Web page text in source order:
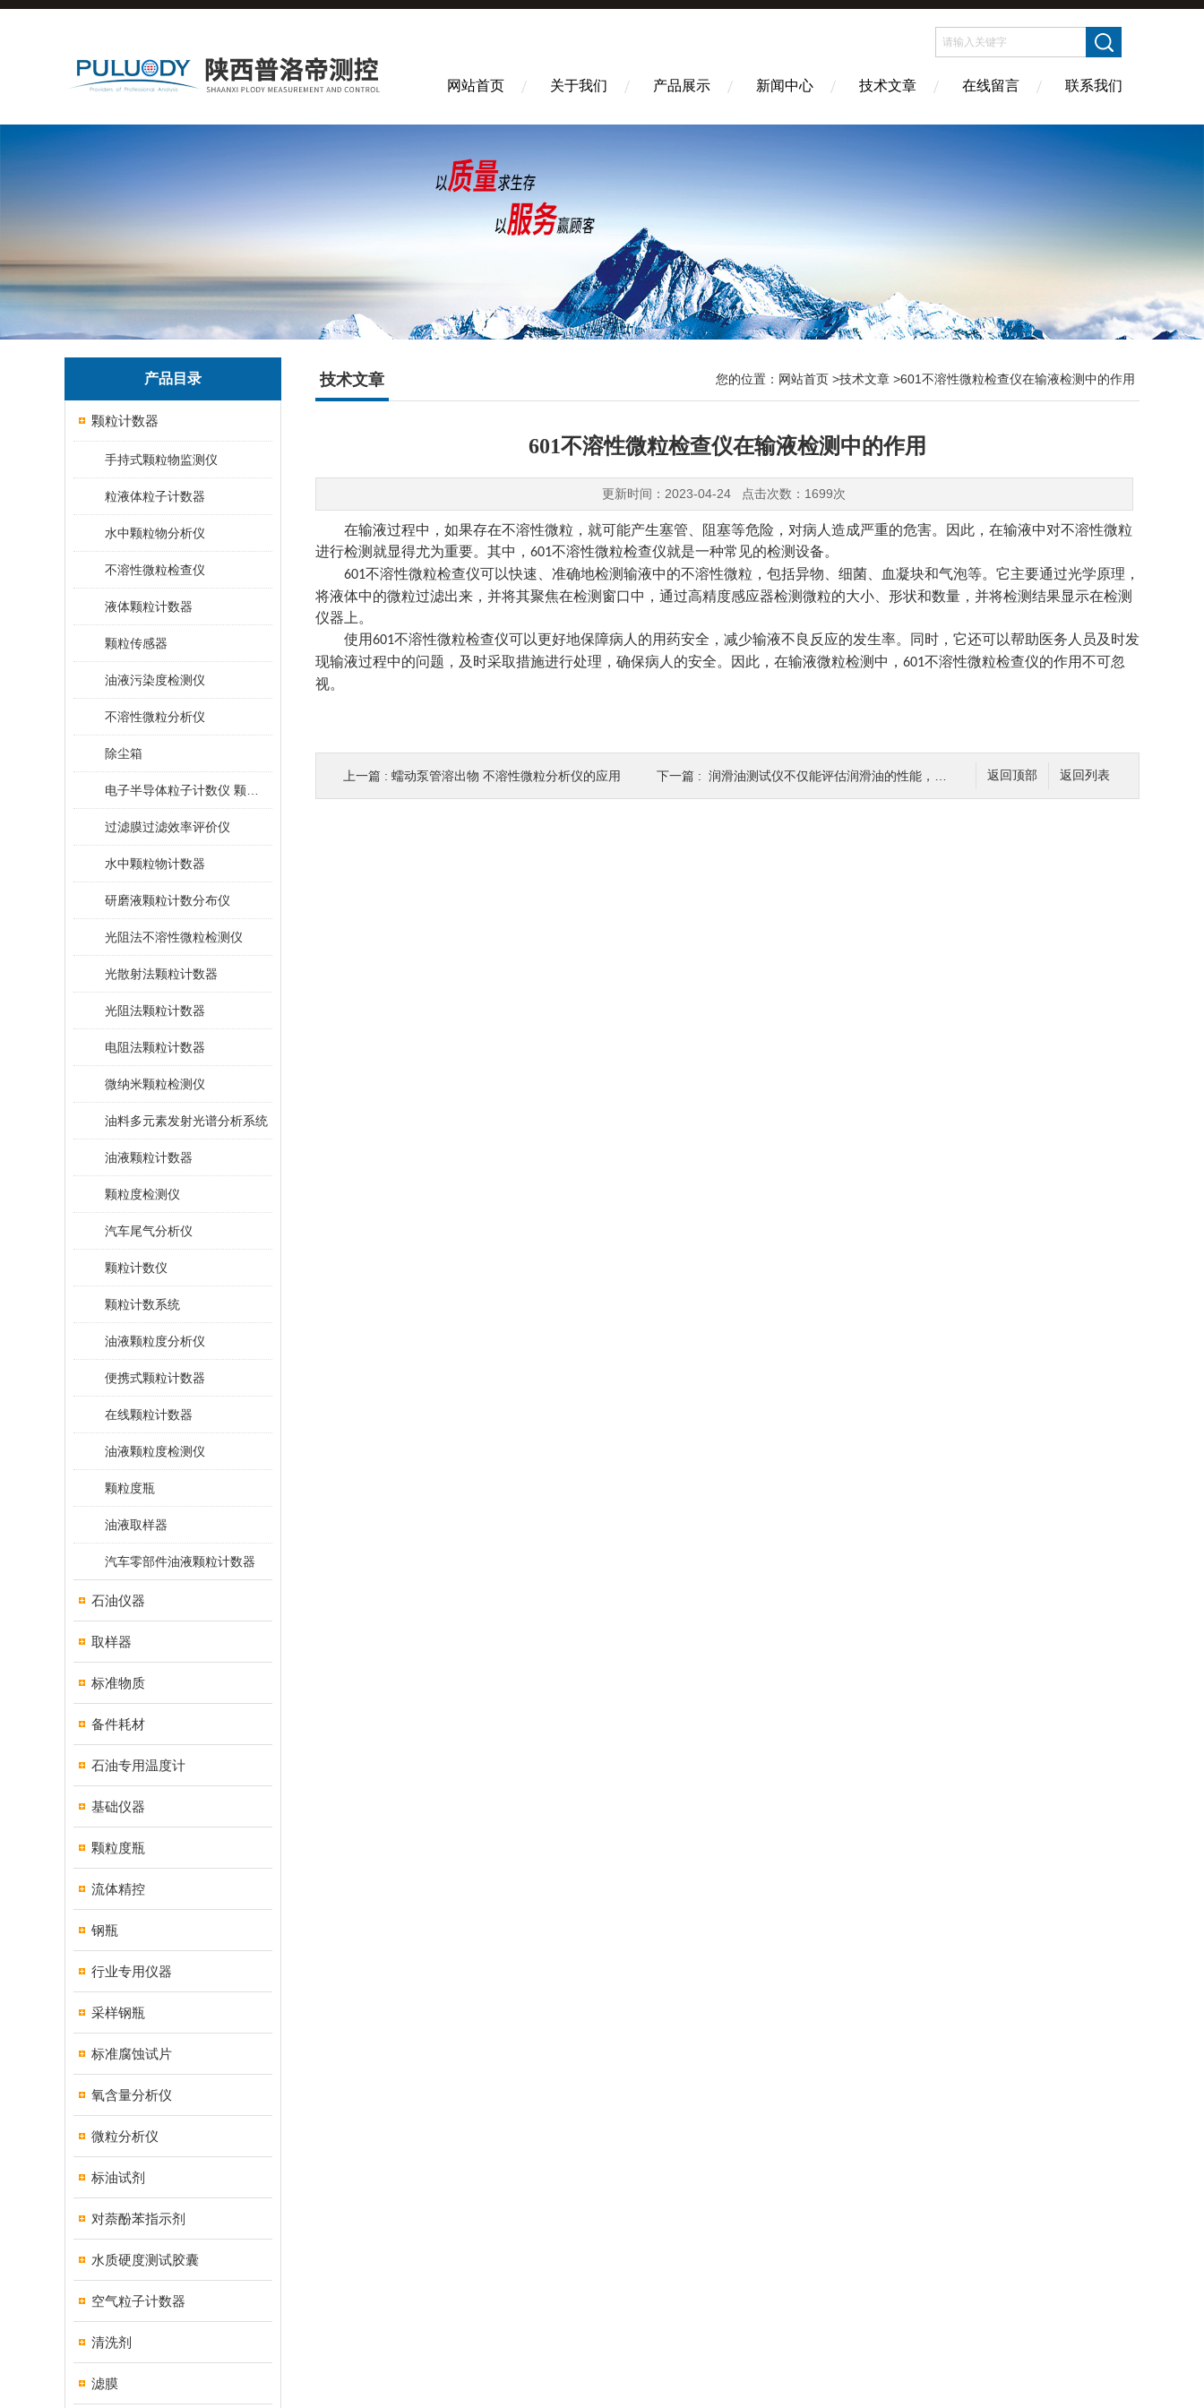
网站首页 关于我们 产品展示 新闻中心 技术文章 在线留言 联系我们
产品目录
颗粒计数器
手持式颗粒物监测仪
粒液体粒子计数器
水中颗粒物分析仪
不溶性微粒检查仪
液体颗粒计数器
颗粒传感器
油液污染度检测仪
不溶性微粒分析仪
除尘箱
过滤膜过滤效率评价仪
水中颗粒物计数器
研磨液颗粒计数分布仪
光阻法不溶性微粒检测仪
光散射法颗粒计数器
光阻法颗粒计数器
电阻法颗粒计数器
微纳米颗粒检测仪
油料多元素发射光谱分析系统
油液颗粒计数器
颗粒度检测仪
汽车尾气分析仪
颗粒计数仪
颗粒计数系统
油液颗粒度分析仪
便携式颗粒计数器
在线颗粒计数器
油液颗粒度检测仪
颗粒度瓶
油液取样器
汽车零部件油液颗粒计数器
石油仪器
取样器
标准物质
备件耗材
石油专用温度计
基础仪器
颗粒度瓶
流体精控
钢瓶
行业专用仪器
采样钢瓶
标准腐蚀试片
氧含量分析仪
微粒分析仪
标油试剂
对萘酚苯指示剂
水质硬度测试胶囊
空气粒子计数器
清洗剂
滤膜
技术文章 您的位置： 网站首页 >技术文章 >601不溶性微粒检查仪在输液检测中的作用
601不溶性微粒检查仪在输液检测中的作用
更新时间：2023-04-24 点击次数：1699次
在输液过程中，如果存在不溶性微粒，就可能产生塞管、阻塞等危险，对病人造成严重的危害。因此，在输液中对不溶性微粒
进行检测就显得尤为重要。其中， 601不溶性微粒检查仪就是一种常见的检测设备。
601不溶性微粒检查仪可以快速、准确地检测输液中的不溶性微粒，包括异物、细菌、血凝块和气泡等。它主要通过光学原理，
将液体中的微粒过滤出来，并将其聚焦在检测窗口中，通过高精度感应器检测微粒的大小、形状和数量，并将检测结果显示在检测
仪器上。
使用601不溶性微粒检查仪可以更好地保障病人的用药安全，减少输液不良反应的发生率。同时，它还可以帮助医务人员及时发
现输液过程中的问题，及时采取措施进行处理，确保病人的安全。因此，在输液微粒检测中， 601不溶性微粒检查仪的作用不可忽
视。
返回列表
返回顶部
上一篇 : 蠕动泵管溶出物 不溶性微粒分析仪的应用 下一篇 : 润滑油测试仪不仅能评估润滑油的性能，还能为润滑油的选择提供科学的依据